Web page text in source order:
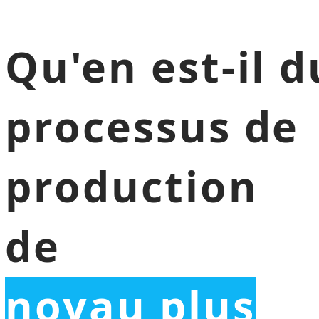
Qu'en est-il
processus de
production
de
noyau plus